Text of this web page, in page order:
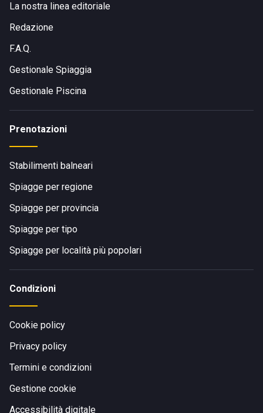
La nostra linea editoriale
Redazione
F.A.Q.
Gestionale Spiaggia
Gestionale Piscina
Prenotazioni
Stabilimenti balneari
Spiagge per regione
Spiagge per provincia
Spiagge per tipo
Spiagge per località più popolari
Condizioni
Cookie policy
Privacy policy
Termini e condizioni
Gestione cookie
Accessibilità digitale